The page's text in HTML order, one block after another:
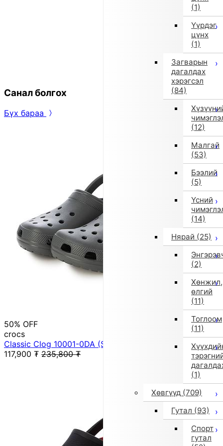
(1)
Үүрдэг
цүнх
(1)
Загварын
дагалдах
хэрэгсэл
(84)
(12)
Малгай
(53)
Бээлий
(5)
Үсний
(14)
Нярай (25)
(2)
Хөнжил,
өлгий
(11)
Тоглоом
(11)
(1)
Хөвгүүд (709)
Гутал (93)
Спорт
гутал
Санал болгох
Бүх бараа
50% OFF
crocs
Classic Clog 10001-0DA (SltGry)
117,900 ₮ 235,800 ₮